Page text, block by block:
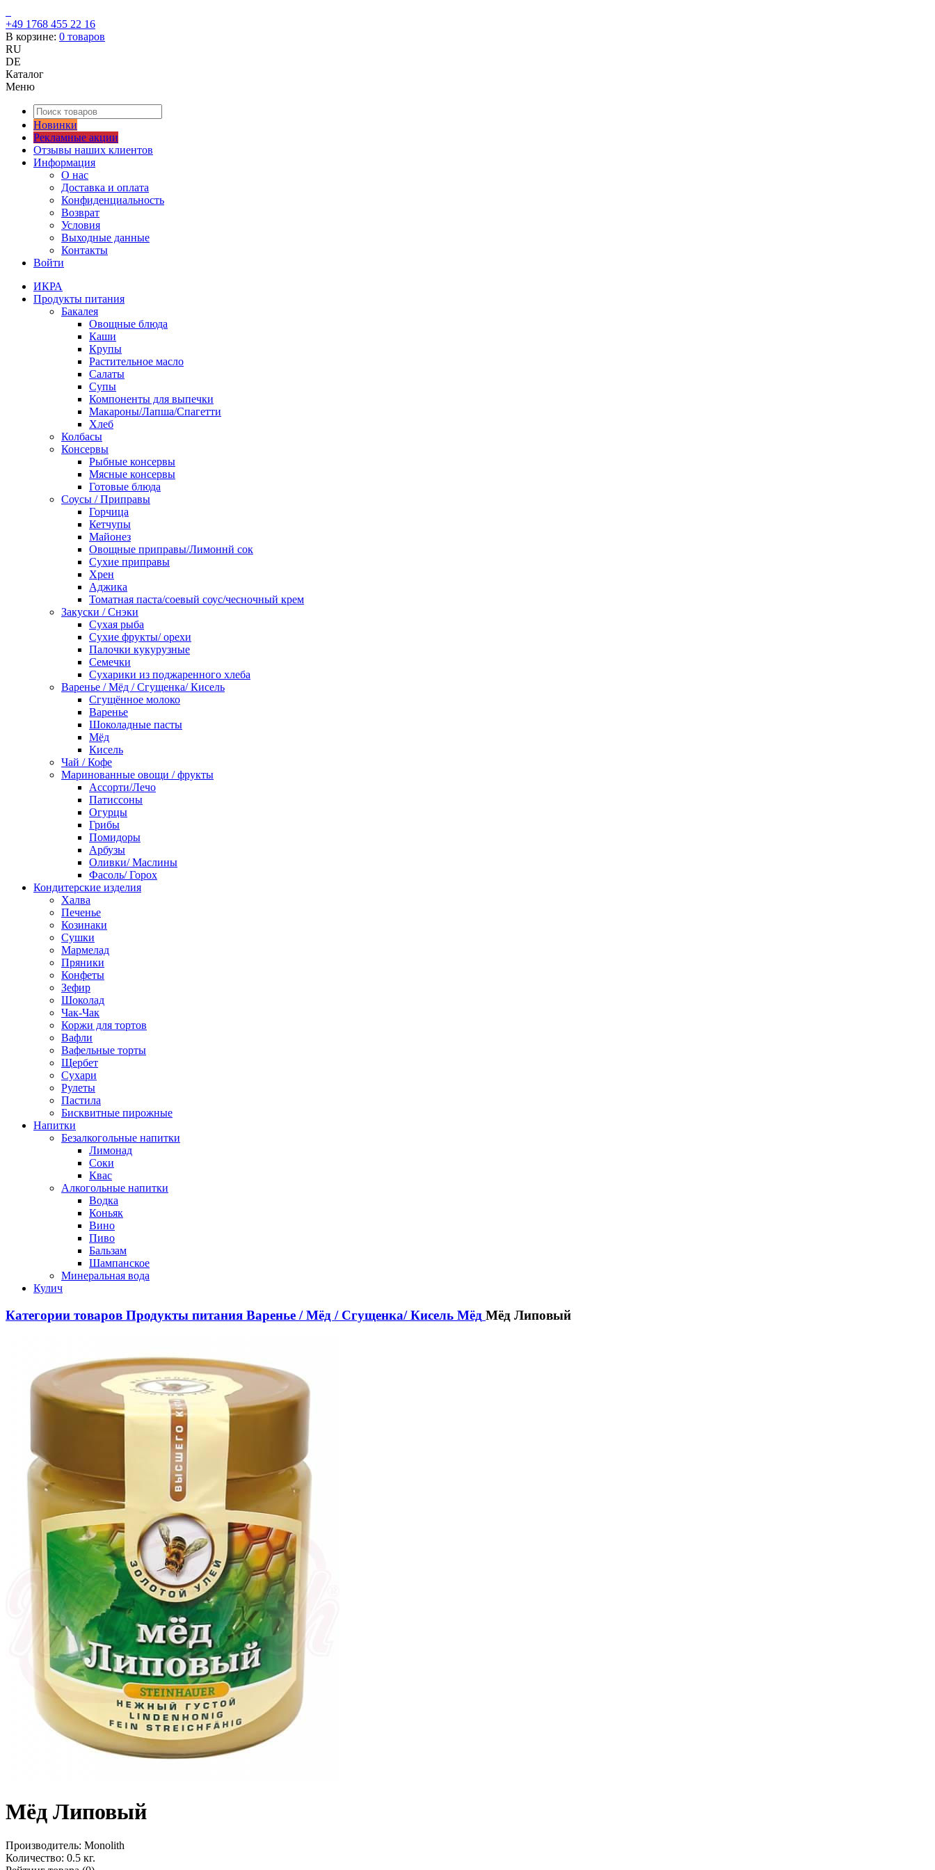
+49 1768 455 22 16
В корзине: 0 товаров
RU
DE
Каталог
Меню
Новинки
Рекламные акции
Отзывы наших клиентов
Информация
О нас
Доставка и оплата
Конфиденциальность
Возврат
Условия
Выходные данные
Контакты
Войти
ИКРА
Продукты питания
Бакалея
Овощные блюда
Каши
Крупы
Растительное масло
Салаты
Супы
Компоненты для выпечки
Макароны/Лапша/Спагетти
Хлеб
Колбасы
Консервы
Рыбные консервы
Мясные консервы
Готовые блюда
Соусы / Приправы
Горчица
Кетчупы
Майонез
Овощные приправы/Лимоннй сок
Сухие приправы
Хрен
Аджика
Томатная паста/соевый соус/чесночный крем
Закуски / Снэки
Сухая рыба
Сухие фрукты/ орехи
Палочки кукурузные
Семечки
Сухарики из поджаренного хлеба
Варенье / Мёд / Сгущенка/ Кисель
Сгущённое молоко
Варенье
Шоколадные пасты
Мёд
Кисель
Чай / Кофе
Маринованные овощи / фрукты
Ассорти/Лечо
Патиссоны
Огурцы
Грибы
Помидоры
Арбузы
Оливки/ Маслины
Фасоль/ Горох
Кондитерские изделия
Халва
Печенье
Козинаки
Сушки
Мармелад
Пряники
Конфеты
Зефир
Шоколад
Чак-Чак
Коржи для тортов
Вафли
Вафельные торты
Щербет
Сухари
Рулеты
Пастила
Бисквитные пирожные
Напитки
Безалкогольные напитки
Лимонад
Соки
Квас
Алкогольные напитки
Водка
Коньяк
Вино
Пиво
Бальзам
Шампанское
Минеральная вода
Кулич
Категории товаров Продукты питания Варенье / Мёд / Сгущенка/ Кисель Мёд Мёд Липовый
Мёд Липовый
Производитель: Monolith
Количество: 0.5 кг.